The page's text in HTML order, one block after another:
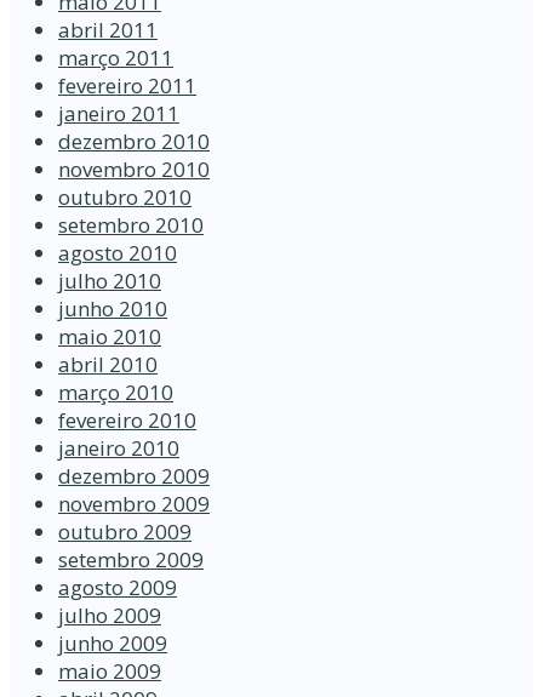
abril 2011
março 2011
fevereiro 2011
janeiro 2011
dezembro 2010
novembro 2010
outubro 2010
setembro 2010
agosto 2010
julho 2010
junho 2010
maio 2010
abril 2010
março 2010
fevereiro 2010
janeiro 2010
dezembro 2009
novembro 2009
outubro 2009
setembro 2009
agosto 2009
julho 2009
junho 2009
maio 2009